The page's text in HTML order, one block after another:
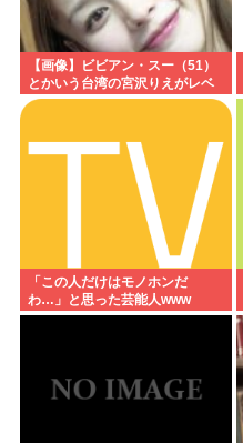
【画像】ビビアン・スー（51）
とかいう台湾の宮沢りえがレベ
チすぎる
「この人だけはモノホンだ
わ…」と思った芸能人www